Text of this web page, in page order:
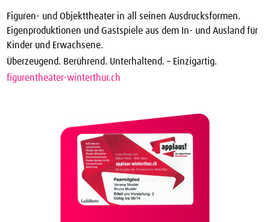
Figuren- und Objekttheater in all seinen Ausdrucksformen.
Eigenproduktionen und Gastspiele aus dem In- und Ausland für
Kinder und Erwachsene.
Überzeugend. Berührend. Unterhaltend. – Einzigartig.
figurentheater-winterthur.ch